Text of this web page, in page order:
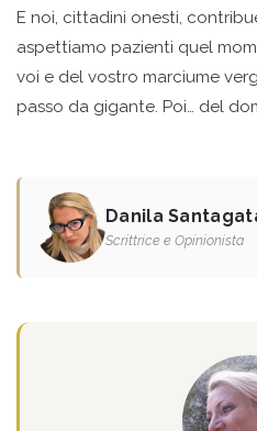
E noi, cittadini onesti,
aspettiamo pazienti quel
voi e del vostro marciume
passo da gigante. Poi… del
Danila
Scrittrice e Opinionista